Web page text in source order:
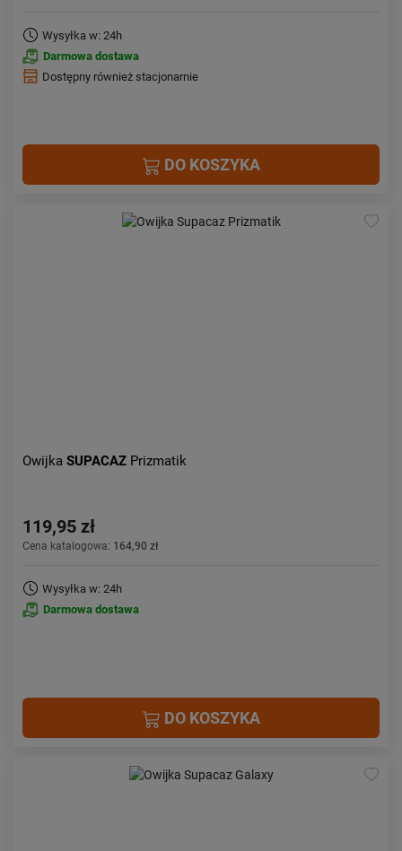
Wysyłka w: 24h
Darmowa dostawa
Dostępny również stacjonarnie
DO KOSZYKA
Owijka SUPACAZ Prizmatik
119,95 zł
Cena katalogowa: 164,90 zł
Wysyłka w: 24h
Darmowa dostawa
DO KOSZYKA